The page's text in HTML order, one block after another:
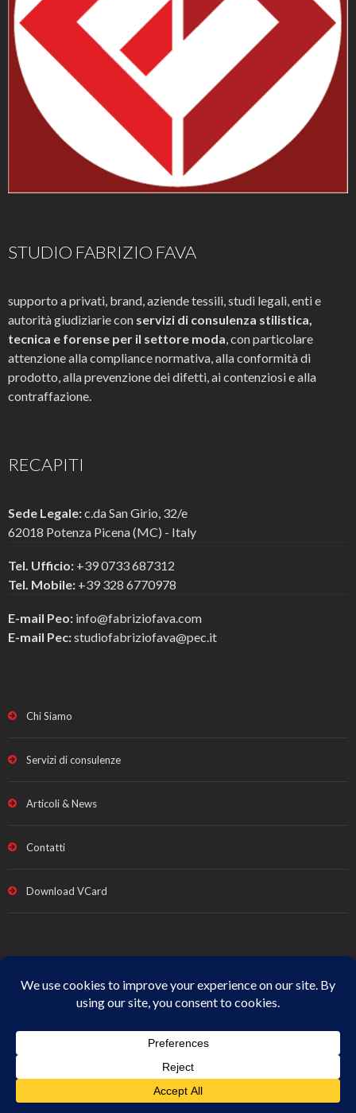
STUDIO FABRIZIO FAVA
supporto a privati, brand, aziende tessili, studi legali, enti e
autorità giudiziarie con servizi di consulenza stilistica,
tecnica e forense per il settore moda , con particolare
attenzione alla compliance normativa, alla conformità di
prodotto, alla prevenzione dei difetti, ai contenziosi e alla
contraffazione.
RECAPITI
Sede Legale:c.da San Girio, 32/e
62018 Potenza Picena (MC) - Italy
Tel. Ufficio: +39 0733 687312
Tel. Mobile: +39 328 6770978
E-mail Peo: info@fabriziofava.com
E-mail Pec:studiofabriziofava@pec.it
Chi Siamo
Servizi di consulenze
Articoli & News
Contatti
Download VCard
Rights Reserved© CopyrightStudio Fabrizio Fava| p.iva
01666440431